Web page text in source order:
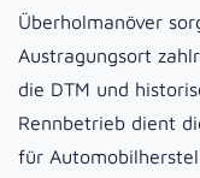
Überholmanöver
Austragungsort
die DTM und
Rennbetrieb dient
für